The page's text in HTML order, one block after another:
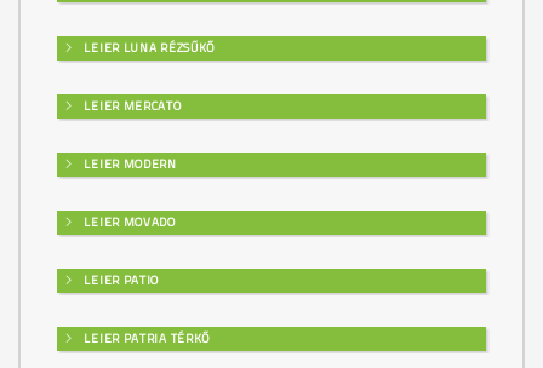
LEIER LUNA RÉZSŰKŐ
LEIER MERCATO
LEIER MODERN
LEIER MOVADO
LEIER PATIO
LEIER PATRIA TÉRKŐ